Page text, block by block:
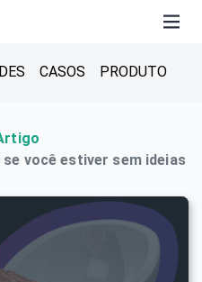
CASOS PRODUTO
você estiver sem ideias